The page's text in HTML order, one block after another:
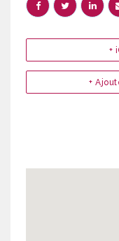
+
+